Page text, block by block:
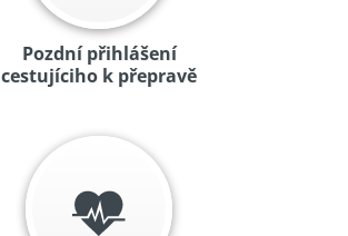
Pozdní přihlášení
cestujíciho k přepravě